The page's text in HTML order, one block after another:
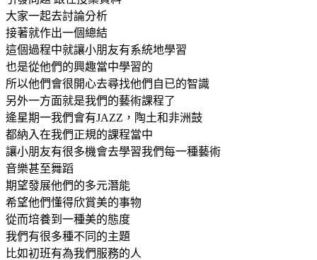
大家一起去討論分析
接著就作出一個總結
這個過程中就讓小朋友有系統地學習
也是從他們的興趣當中學習的
所以他們會很開心去尋找他們自已的智識
另外一方面就是我們的藝術課程了
逄星期一我們會有JAZZ，陶土和非洲鼓
都納入在我們正規的課程當中
讓小朋友有很多機會去學習我們每一種藝術
音樂甚至舞蹈
期望發展他們的多元潛能
希望他們懂得欣賞美的事物
從而培養到一種美的態度
我們有很多種不同的主題
比如初班有為我們服務的人